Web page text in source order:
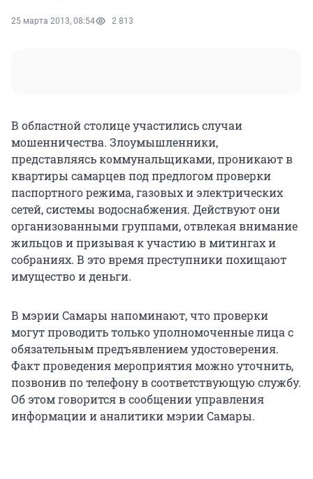
25 марта 2013, 08:54 2 813
В областной столице участились случаи
мошенничества. Злоумышленники,
представляясь коммунальщиками, проникают в
квартиры самарцев под предлогом проверки
паспортного режима, газовых и электрических
сетей, системы водоснабжения. Действуют они
организованными группами, отвлекая внимание
жильцов и призывая к участию в митингах и
собраниях. В это время преступники похищают
имущество и деньги.
В мэрии Самары напоминают, что проверки
могут проводить только уполномоченные лица с
обязательным предъявлением удостоверения.
Факт проведения мероприятия можно уточнить,
позвонив по телефону в соответствующую службу.
Об этом говорится в сообщении управления
информации и аналитики мэрии Самары.